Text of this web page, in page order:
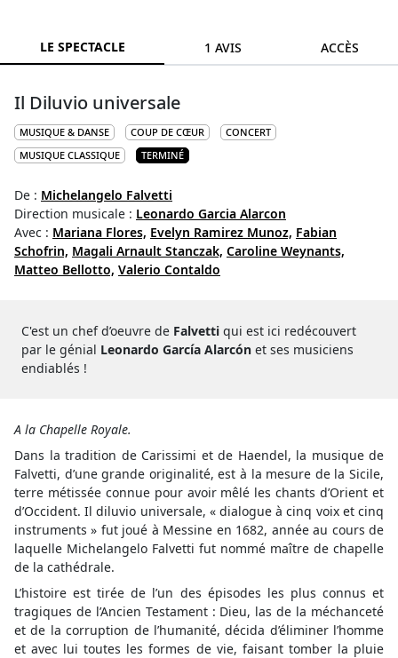
LE SPECTACLE 1 AVIS ACCÈS
Il Diluvio universale
MUSIQUE & DANSE COUP DE CŒUR
CONCERT
MUSIQUE CLASSIQUE
TERMINÉ
De : Michelangelo Falvetti
Direction musicale : Leonardo Garcia Alarcon
Avec : Mariana Flores, Evelyn Ramirez Munoz, Fabian
Schofrin, Magali Arnault Stanczak, Caroline Weynants,
Matteo Bellotto, Valerio Contaldo
C'est un chef d’oeuvre de Falvetti qui est ici redécouvert
par le génial Leonardo García Alarcón et ses musiciens
endiablés !
A la Chapelle Royale.
Dans la tradition de Carissimi et de Haendel, la musique de
Falvetti, d’une grande originalité, est à la mesure de la Sicile,
terre métissée connue pour avoir mêlé les chants d’Orient et
d’Occident. Il diluvio universale, « dialogue à cinq voix et cinq
instruments » fut joué à Messine en 1682, année au cours de
laquelle Michelangelo Falvetti fut nommé maître de chapelle
de la cathédrale.
L’histoire est tirée de l’un des épisodes les plus connus et
tragiques de l’Ancien Testament : Dieu, las de la méchanceté
et de la corruption de l’humanité, décida d’éliminer l’homme
et avec lui toutes les formes de vie, faisant tomber la pluie